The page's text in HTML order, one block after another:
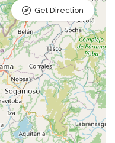
Get Direction